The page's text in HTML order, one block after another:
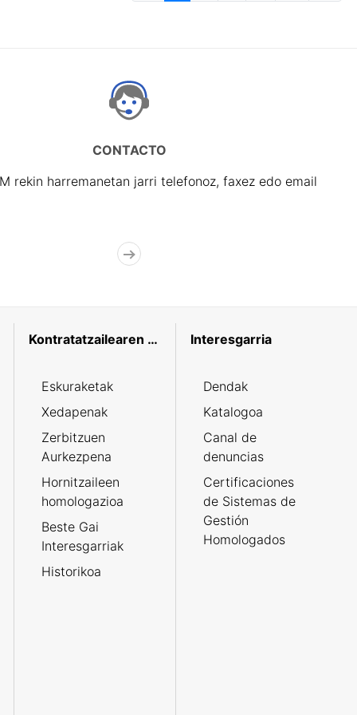
CONTACTO
rekin harremanetan jarri telefonoz, faxez edo email
Kontratatzailearen profila
Eskuraketak
Xedapenak
Zerbitzuen
Aurkezpena
Hornitzaileen
homologazioa
Beste Gai
Interesgarriak
Historikoa
Interesgarria
Dendak
Katalogoa
Canal de
denuncias
Certificaciones
de Sistemas de
Gestión
Homologados